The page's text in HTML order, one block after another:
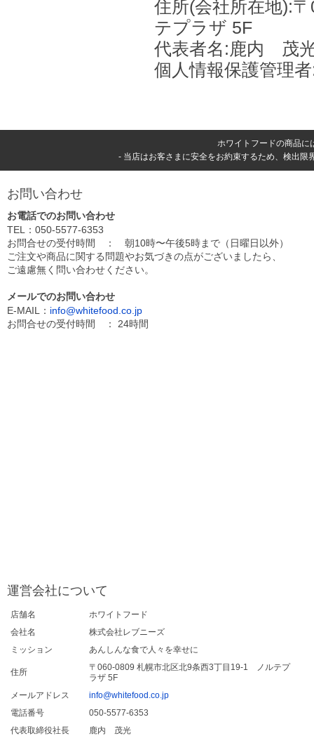
住所(会社所在地):
テプラザ 5F
代表者名:鹿内 茂
個人情報保護管理
ホワイトフードの商品に
- 当店はお客さまに安全をお約束するため、検出
お問い合わせ
お電話でのお問い合わせ
TEL：050-5577-6353
お問合せの受付時間 ： 朝10時〜午後5時まで（日曜日以外）
ご注文や商品に関する問題やお気づきの点がございましたら、
ご遠慮無く問い合わせください。
メールでのお問い合わせ
E-MAIL： info@whitefood.co.jp
お問合せの受付時間 ： 24時間
運営会社について
店舗名
ホワイトフード
会社名
株式会社レブニーズ
ミッション
あんしんな食で人々を幸せに
住所
〒060-0809 札幌市北区北9条西3丁目19-1 ノルテプ
ラザ 5F
メールアドレス
info@whitefood.co.jp
電話番号
050-5577-6353
代表取締役社長
鹿内 茂光